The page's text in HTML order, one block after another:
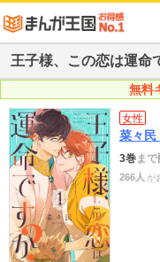
王子様、この恋は運命
無料
女性
菜々民
3巻ま
266人 が